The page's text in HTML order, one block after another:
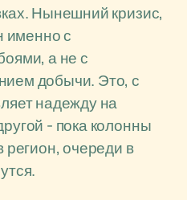
Нынешний кризис,
именно с
а не с
добычи. Это, с
надежду на
- пока колонны
регион, очереди в